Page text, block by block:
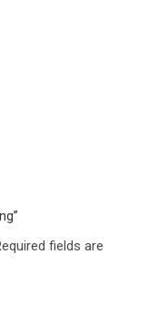
fields are